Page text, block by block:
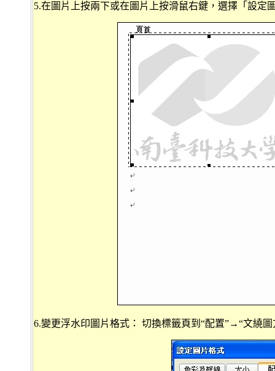
5.在圖片上按兩下或在圖片上按滑鼠右鍵，選擇「設定
6.變更浮水印圖片格式： 切換標籤頁到“配置”→“文繞